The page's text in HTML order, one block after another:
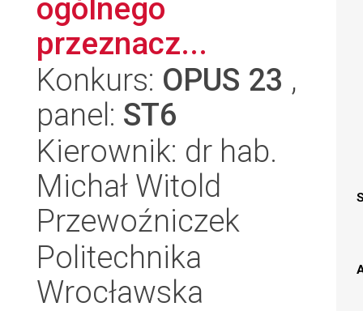
ogólnego
przeznacz...
Konkurs: OPUS 23 ,
panel: ST6
Kierownik: dr hab.
Michał Witold
Przewoźniczek
Politechnika
Wrocławska